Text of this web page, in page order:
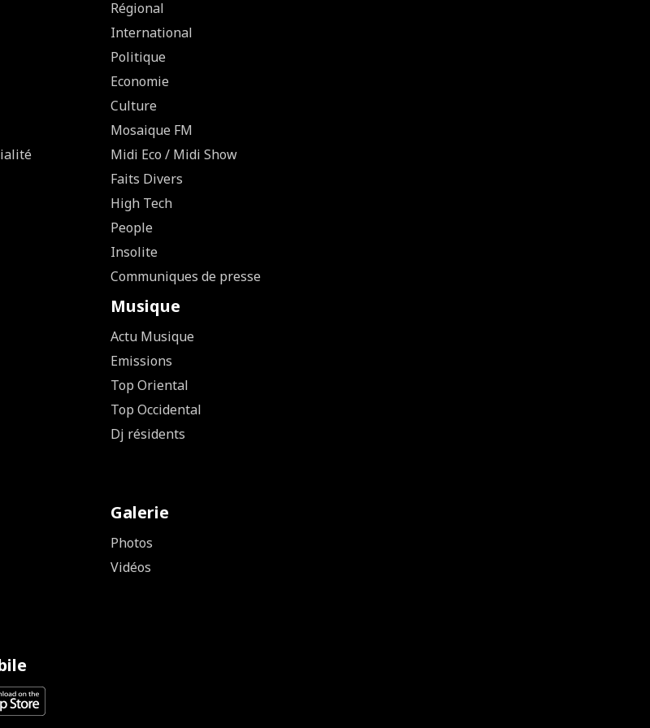
Régional
International
Politique
Economie
Culture
Mosaique FM
Midi Eco / Midi Show
Faits Divers
High Tech
People
Insolite
Communiques de presse
Musique
Actu Musique
Emissions
Top Oriental
Top Occidental
Dj résidents
Galerie
Photos
Vidéos